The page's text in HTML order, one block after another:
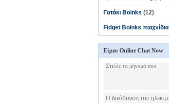
Γατάκι Boinks (12)
Fidget Boinks παιχνίδια
Είμαι Online Chat Now